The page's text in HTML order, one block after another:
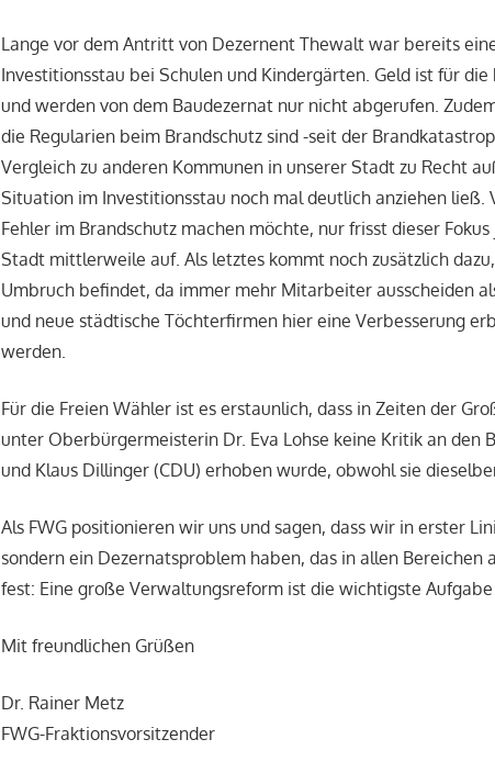
Lange vor dem Antritt von Dezernent Thewalt war bereits
Investitionsstau bei Schulen und Kindergärten. Geld ist für
und werden von dem Baudezernat nur nicht abgerufen.
die Regularien beim Brandschutz sind -seit der
Vergleich zu anderen Kommunen in unserer Stadt zu Recht
Situation im Investitionsstau noch mal deutlich anziehen ließ.
Fehler im Brandschutz machen möchte, nur frisst dieser
Stadt mittlerweile auf. Als letztes kommt noch zusätzlich
Umbruch befindet, da immer mehr Mitarbeiter ausscheiden
und neue städtische Töchterfirmen hier eine Verbesserung
werden.
Für die Freien Wähler ist es erstaunlich, dass in Zeiten der
unter Oberbürgermeisterin Dr. Eva Lohse keine Kritik an den
und Klaus Dillinger (CDU) erhoben wurde, obwohl sie
Als FWG positionieren wir uns und sagen, dass wir in erster
sondern ein Dezernatsproblem haben, das in allen Bereichen
fest: Eine große Verwaltungsreform ist die wichtigste
Mit freundlichen Grüßen
Dr. Rainer Metz
FWG-Fraktionsvorsitzender